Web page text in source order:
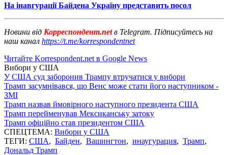
На інавгурації Байдена Україну представить посол
Новини від Корреспондент.netв Telegram. Підписуйтесь на
наш канал https://t.me/korrespondentnet
Читайте Korrespondent.net в Google News
Вибори у США
У США суд заборонив Трампу втручатися у вибори
Трамп засумнівався, що Венс може стати його наступником -
ЗМІ
Трамп назвав ймовірного наступного президента США
Трамп перейменував Мексиканську затоку
Трамп офіційно став президентом США
СПЕЦТЕМА: Вибори у США
ТЕГИ: США, Байден, Вашингтон, инаугурация, Трамп,
Дональд Трамп